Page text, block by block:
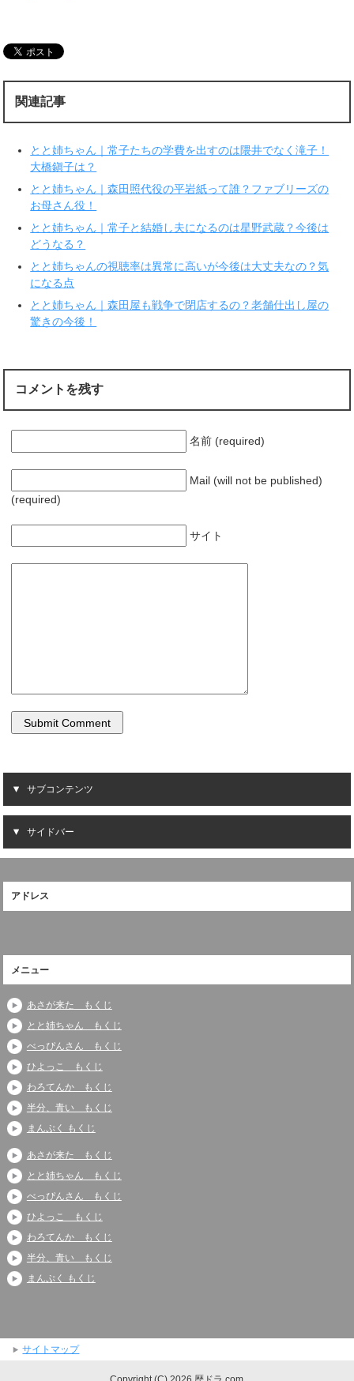
w
i
e
r
で
有
新
し
い
ウ
ン
ド
ウ
開
き
ま
す
ク
ク
し
て
だ
さ
い
新
し
い
ィ
ン
で
開
き
関連記事
とと姉ちゃん｜常子たちの学費を出すのは隈井でなく滝子！
大橋鎭子は？
とと姉ちゃん｜森田照代役の平岩紙って誰？ファブリーズの
お母さん役！
とと姉ちゃん｜常子と結婚し夫になるのは星野武蔵？今後は
どうなる？
とと姉ちゃんの視聴率は異常に高いが今後は大丈夫なの？気
になる点
とと姉ちゃん｜森田屋も戦争で閉店するの？老舗仕出し屋の
驚きの今後！
コメントを残す
名前 (required)
Mail (will not be published)
(required)
サイト
サブコンテンツ
サイドバー
アドレス
メニュー
あさが来た もくじ
とと姉ちゃん もくじ
べっぴんさん もくじ
ひよっこ もくじ
わろてんか もくじ
半分、青い もくじ
まんぷく もくじ
あさが来た もくじ
とと姉ちゃん もくじ
べっぴんさん もくじ
ひよっこ もくじ
わろてんか もくじ
半分、青い もくじ
まんぷく もくじ
サイトマップ